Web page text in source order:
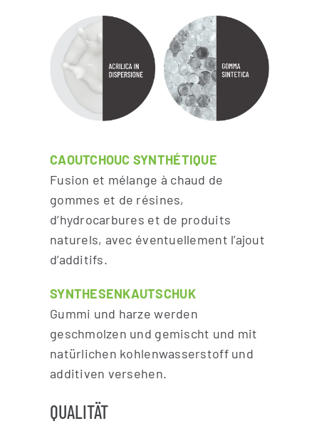
CAOUTCHOUC SYNTHÉTIQUE
Fusion et mélange à chaud de
gommes et de résines,
d’hydrocarbures et de produits
naturels, avec éventuellement l’ajout
d’additifs.
SYNTHESENKAUTSCHUK
Gummi und harze werden
geschmolzen und gemischt und mit
natürlichen kohlenwasserstoff und
additiven versehen.
QUALITÄT